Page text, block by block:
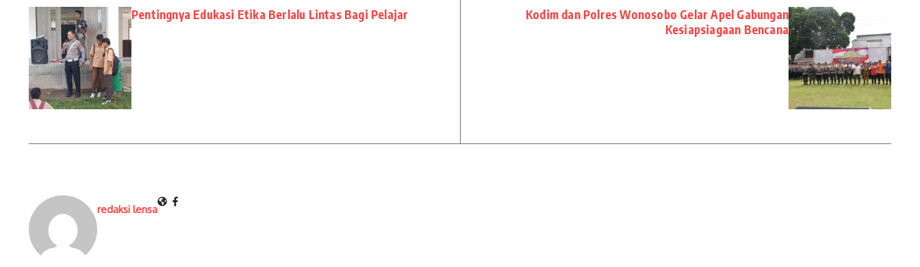
Pentingnya Edukasi Etika Berlalu Lintas Bagi Pelajar
Kodim dan Polres Wonosobo Gelar Apel Gabungan
Kesiapsiagaan Bencana
redaksi lensa